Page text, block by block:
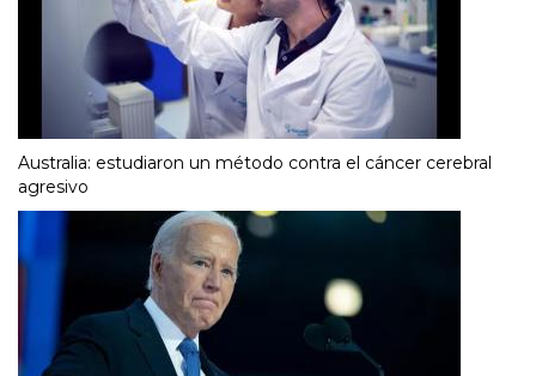
Australia: estudiaron un método contra el cáncer cerebral
agresivo